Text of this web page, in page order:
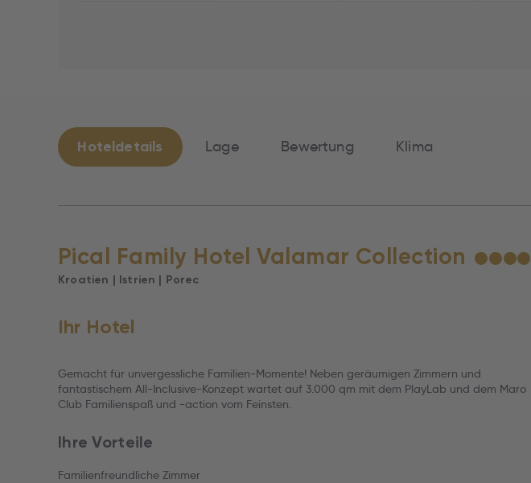
Hoteldetails Lage Bewertung Klima
Pical Family Hotel Valamar Collection ★★★★
Kroatien | Istrien | Porec
Ihr Hotel
Gemacht für unvergessliche Familien-Momente! Neben geräumigen Zimmern und
fantastischem All-Inclusive-Konzept wartet auf 3.000 qm mit dem PlayLab und dem Maro
Club Familienspaß und -action vom Feinsten.
Ihre Vorteile
Familienfreundliche Zimmer